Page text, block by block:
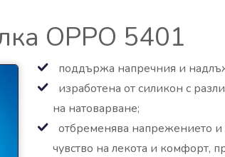
OPPO 5401
поддържа напречния и
изработена от силикон с
на натоварване;
отбременява напрежението и
чувство на лекота и комфорт,